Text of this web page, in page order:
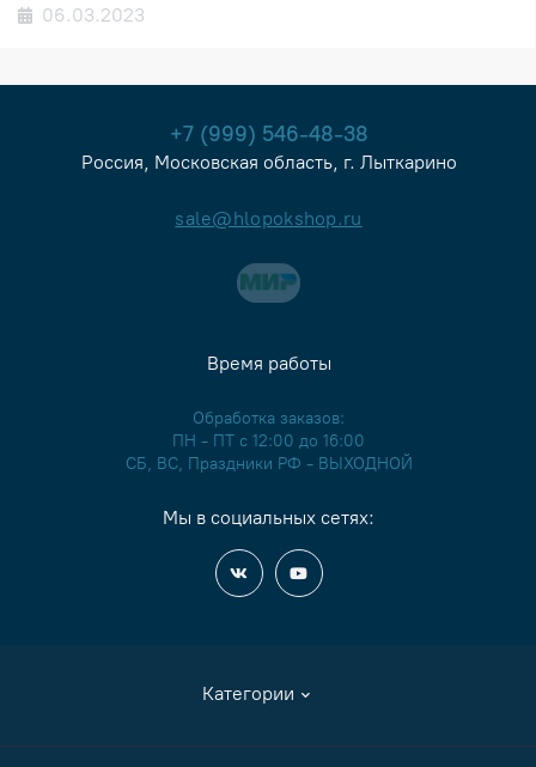
06.03.2023
+7 (999) 546-48-38
Россия, Московская область, г. Лыткарино
sale@hlopokshop.ru
Категории
Время работы
Обработка заказов:
ПН - ПТ с 12:00 до 16:00
СБ, ВС, Праздники РФ - ВЫХОДНОЙ
Мы в социальных сетях: